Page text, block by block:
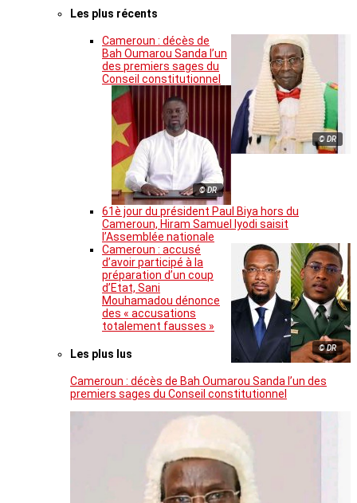
Les plus récents
© DR
Cameroun : décès de
Bah Oumarou Sanda l’un
des premiers sages du
Conseil constitutionnel
© DR
61è jour du président Paul Biya hors du
Cameroun, Hiram Samuel Iyodi saisit
l’Assemblée nationale
© DR
Cameroun : accusé
d’avoir participé à la
préparation d’un coup
d’Etat, Sani
Mouhamadou dénonce
des « accusations
totalement fausses »
Les plus lus
Cameroun : décès de Bah Oumarou Sanda l’un des
premiers sages du Conseil constitutionnel